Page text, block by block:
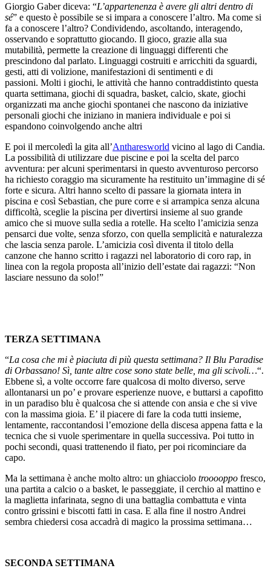
Giorgio Gaber diceva: “L’appartenenza è avere gli altri dentro di
sé” e questo è possibile se si impara a conoscere l’altro. Ma come si
fa a conoscere l’altro? Condividendo, ascoltando, interagendo,
osservando e soprattutto giocando. Il gioco, grazie alla sua
mutabilità, permette la creazione di linguaggi differenti che
prescindono dal parlato. Linguaggi costruiti e arricchiti da sguardi,
gesti, atti di volizione, manifestazioni di sentimenti e di
passioni. Molti i giochi, le attività che hanno contraddistinto questa
quarta settimana, giochi di squadra, basket, calcio, skate, giochi
organizzati ma anche giochi spontanei che nascono da iniziative
personali giochi che iniziano in maniera individuale e poi si
espandono coinvolgendo anche altri
E poi il mercoledì la gita all’Antharesworld vicino al lago di Candia.
La possibilità di utilizzare due piscine e poi la scelta del parco
avventura: per alcuni sperimentarsi in questo avventuroso percorso
ha richiesto coraggio ma sicuramente ha restituito un’immagine di sé
forte e sicura. Altri hanno scelto di passare la giornata intera in
piscina e così Sebastian, che pure corre e si arrampica senza alcuna
difficoltà, sceglie la piscina per divertirsi insieme al suo grande
amico che si muove sulla sedia a rotelle. Ha scelto l’amicizia senza
pensarci due volte, senza sforzo, con quella semplicità e naturalezza
che lascia senza parole. L’amicizia così diventa il titolo della
canzone che hanno scritto i ragazzi nel laboratorio di coro rap, in
linea con la regola proposta all’inizio dell’estate dai ragazzi: “Non
lasciare nessuno da solo!”
TERZA SETTIMANA
“La cosa che mi è piaciuta di più questa settimana? Il Blu Paradise
di Orbassano! Sì, tante altre cose sono state belle, ma gli scivoli…“.
Ebbene sì, a volte occorre fare qualcosa di molto diverso, serve
allontanarsi un po’ e provare esperienze nuove, e buttarsi a capofitto
in un paradiso blu è qualcosa che si attende con ansia e che si vive
con la massima gioia. E’ il piacere di fare la coda tutti insieme,
lentamente, raccontandosi l’emozione della discesa appena fatta e la
tecnica che si vuole sperimentare in quella successiva. Poi tutto in
pochi secondi, quasi trattenendo il fiato, per poi ricominciare da
capo.
Ma la settimana è anche molto altro: un ghiacciolo trooooppo fresco,
una partita a calcio o a basket, le passeggiate, il cerchio al mattino e
la maglietta infarinata, segno di una battaglia combattuta e vinta
contro grissini e biscotti fatti in casa. E alla fine il nostro Andrei
sembra chiedersi cosa accadrà di magico la prossima settimana…
SECONDA SETTIMANA